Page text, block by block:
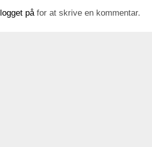
logget påfor at skrive en kommentar.